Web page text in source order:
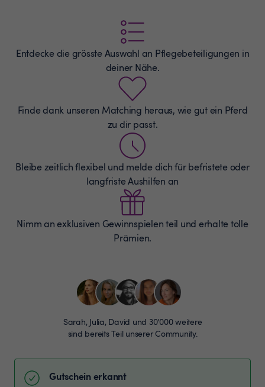
Entdecke die grösste Auswahl an Pflegebeteiligungen in
deiner Nähe.
Finde dank unseren Matching heraus, wie gut ein Pferd
zu dir passt.
Bleibe zeitlich flexibel und melde dich für befristete oder
langfriste Aushilfen an
Nimm an exklusiven Gewinnspielen teil und erhalte tolle
Prämien.
Sarah, Julia, David und 30’000 weitere
sind bereits Teil unserer Community.
Gutschein erkannt